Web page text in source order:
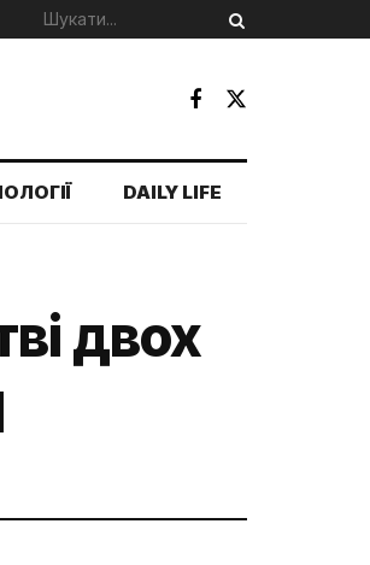
DAILY LIFE
двох